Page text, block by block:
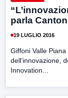
parla
19 LUGLIO 2016
Giffoni Valle
dell’innovazione,
Innovation...